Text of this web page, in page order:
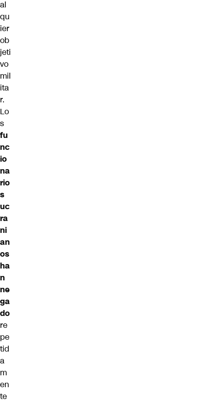
al
qu
ier
ob
jeti
vo
mil
ita
r.
Lo
s
fu
nc
io
na
rio
s
uc
ra
ni
an
os
ha
n
ne
ga
do
re
pe
tid
a
m
en
te